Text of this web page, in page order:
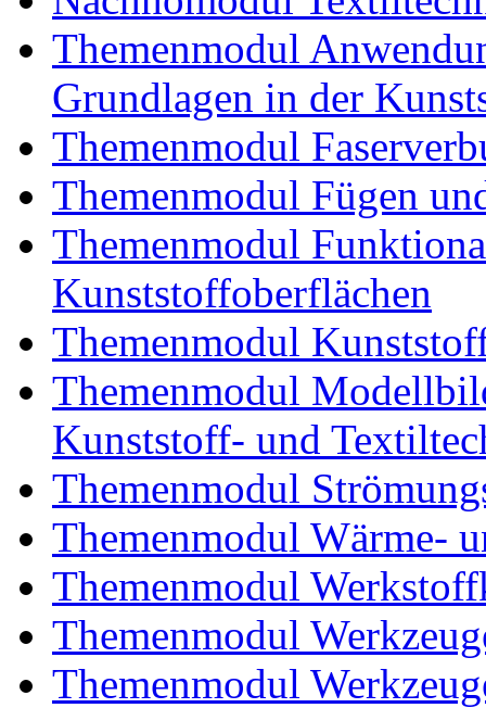
Themenmodul
Grundlagen in der
Themenmodul
Themenmodul Fügen
Themenmodul
Kunststoffoberflächen
Themenmodul
Themenmodul
Kunststoff- und
Themenmodul
Themenmodul Wärme-
Themenmodul
Themenmodul
Themenmodul